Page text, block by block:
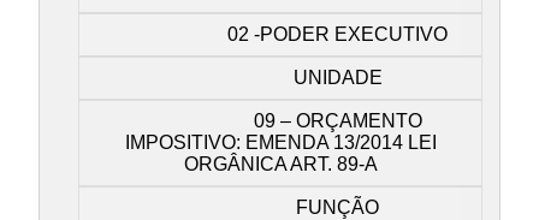
02 -PODER EXECUTIVO
UNIDADE
09 – ORÇAMENTO
IMPOSITIVO: EMENDA 13/2014 LEI
ORGÂNICA ART. 89-A
FUNÇÃO